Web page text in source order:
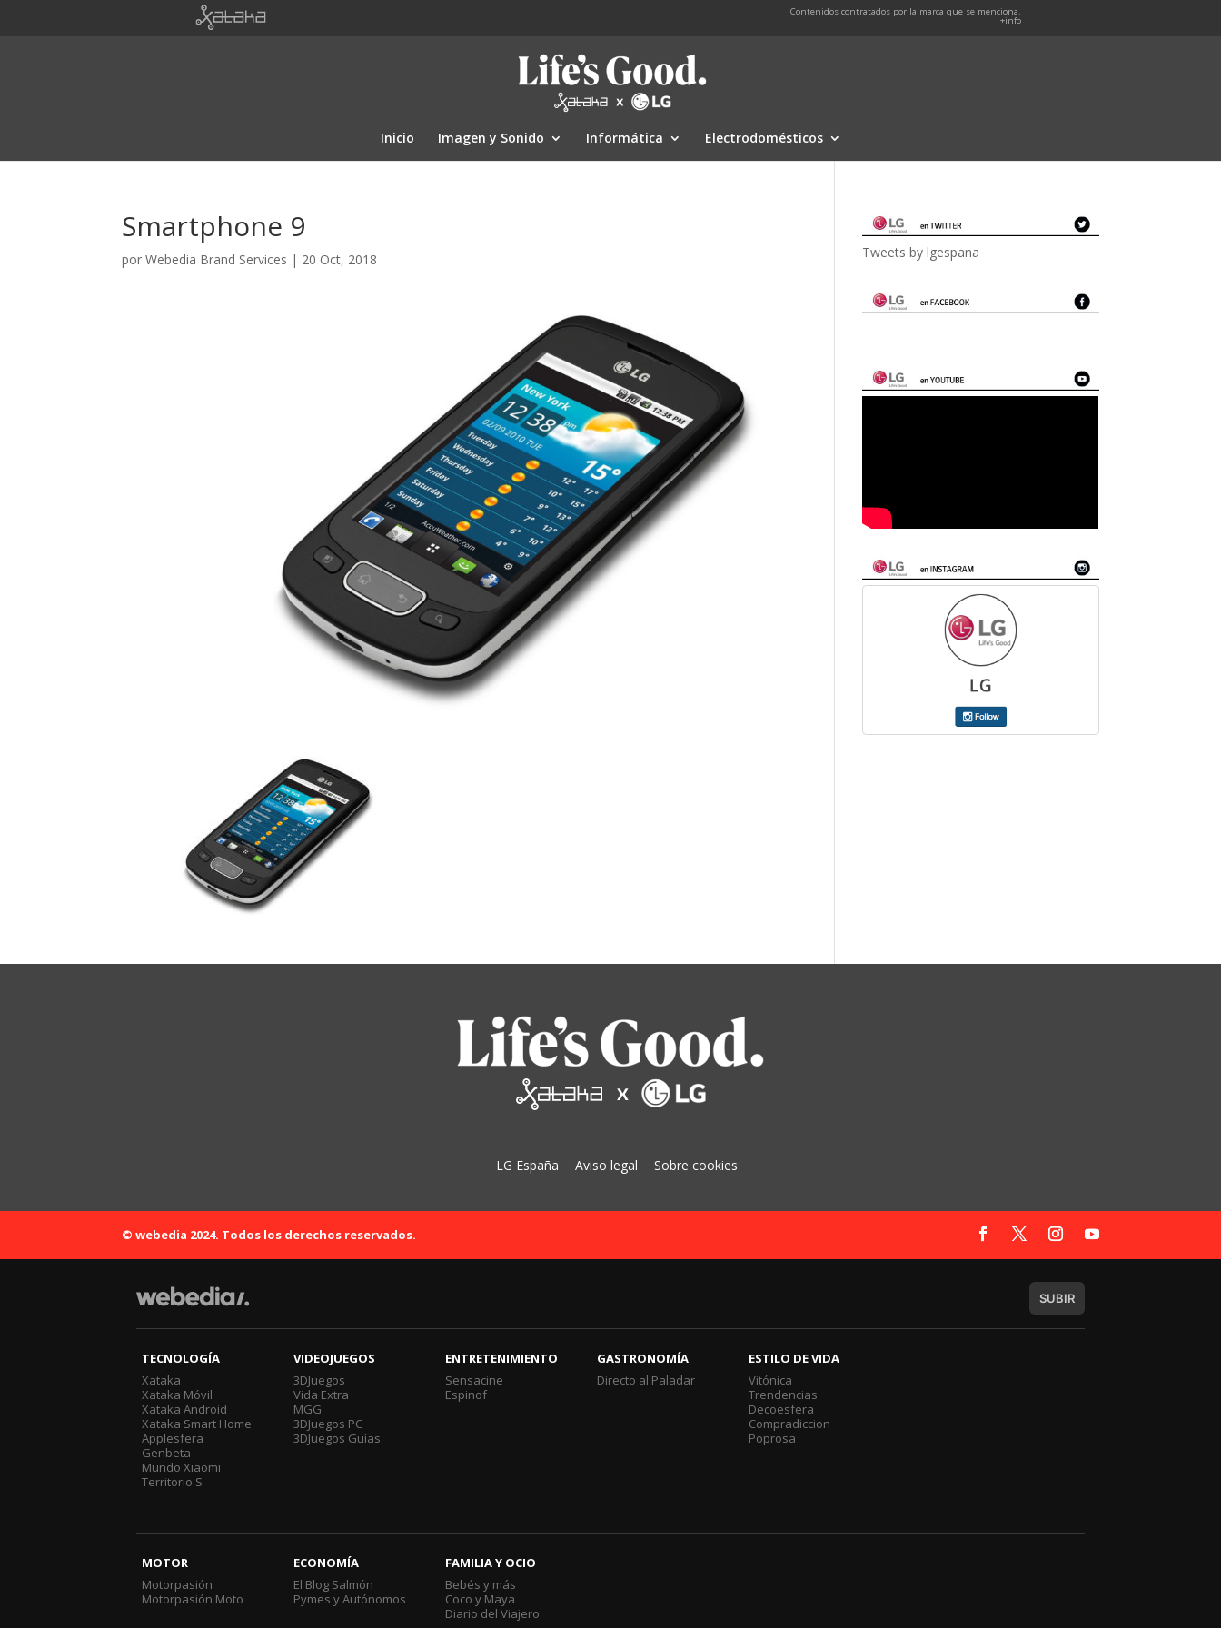
Contenidos contratados por la marca que se menciona.
+info
Inicio Imagen y Sonido Informática Electrodomésticos
Smartphone 9
porWebedia Brand Services | 20 Oct, 2018 Tweets by lgespana
LG España Aviso legal Sobre cookies
© webedia 2024. Todos los derechos reservados.
SUBIR
TECNOLOGÍA
Xataka
Xataka Móvil
Xataka Android
Xataka Smart Home
Applesfera
Genbeta
Mundo Xiaomi
Territorio S
VIDEOJUEGOS
3DJuegos
Vida Extra
MGG
3DJuegos PC
3DJuegos Guías
ENTRETENIMIENTO
Sensacine
Espinof
GASTRONOMÍA
Directo al Paladar
ESTILO DE VIDA
Vitónica
Trendencias
Decoesfera
Compradiccion
Poprosa
MOTOR
Motorpasión
Motorpasión Moto
ECONOMÍA
El Blog Salmón
Pymes y Autónomos
FAMILIA Y OCIO
Bebés y más
Coco y Maya
Diario del Viajero